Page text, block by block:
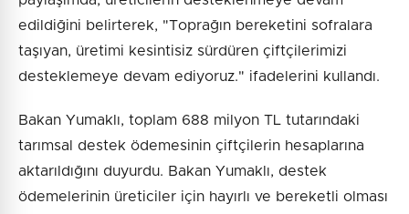
edildiğini belirterek, "Toprağın bereketini sofralara
taşıyan, üretimi kesintisiz sürdüren çiftçilerimizi
desteklemeye devam ediyoruz." ifadelerini kullandı.
Bakan Yumaklı, toplam 688 milyon TL tutarındaki
tarımsal destek ödemesinin çiftçilerin hesaplarına
aktarıldığını duyurdu. Bakan Yumaklı, destek
ödemelerinin üreticiler için hayırlı ve bereketli olması